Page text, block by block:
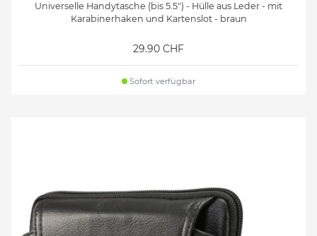
Universelle Handytasche (bis 5.5") - Hülle aus Leder - mit
Karabinerhaken und Kartenslot - braun
29.90 CHF
Sofort verfügbar